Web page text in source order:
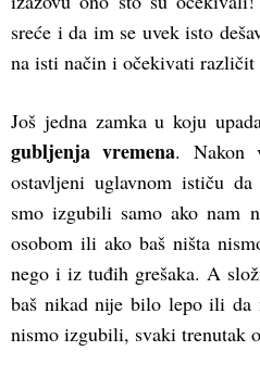
sreće i da im se uvek isto
na isti način i očekivati različit
Još jedna zamka u koju
gubljenja vremena. Nakon
ostavljeni uglavnom ističu
smo izgubili samo ako nam
osobom ili ako baš ništa
nego i iz tuđih grešaka. A
baš nikad nije bilo lepo ili da
nismo izgubili, svaki trenutak